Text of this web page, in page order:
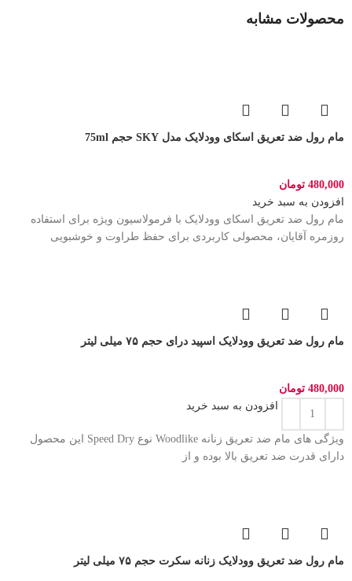
محصولات مشابه
مام رول ضد تعریق اسکای وودلایک مدل SKY حجم 75ml
480,000 تومان
افزودن به سبد خرید
مام رول ضد تعریق اسکای وودلایک با فرمولاسیون ویژه برای استفاده
روزمره آقایان، محصولی کاربردی برای حفظ طراوت و خوشبویی
مام رول ضد تعریق وودلایک اسپید درای حجم ۷۵ میلی لیتر
480,000 تومان
افزودن به سبد خرید
ویژگی های مام ضد تعریق زنانه Woodlike نوع Speed Dry این محصول
دارای قدرت ضد تعریق بالا بوده و از
مام رول ضد تعریق وودلایک زنانه سکرت حجم ۷۵ میلی لیتر